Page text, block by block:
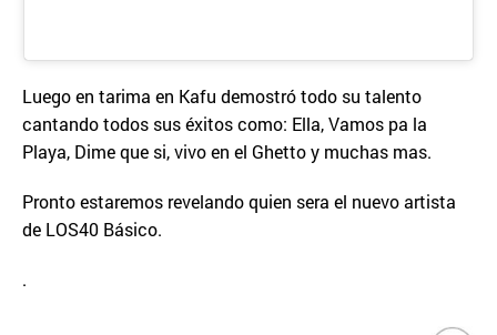
Luego en tarima en Kafu demostró todo su talento
cantando todos sus éxitos como: Ella, Vamos pa la
Playa, Dime que si, vivo en el Ghetto y muchas mas.
Pronto estaremos revelando quien sera el nuevo artista
de LOS40 Básico.
.